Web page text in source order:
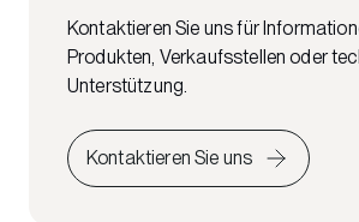
Kontaktieren Sie uns für
Produkten, Verkaufsstellen oder
Unterstützung.
Kontaktieren Sie uns